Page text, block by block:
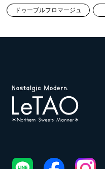
ドゥーブルフロマージュ